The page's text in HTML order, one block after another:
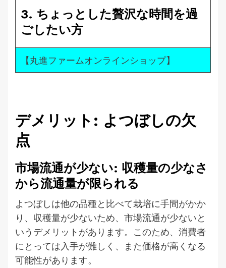
3. ちょっとした贅沢な時間を過
ごしたい方
【丸進ファームオンラインショップ】
デメリット: よつぼしの欠
点
市場流通が少ない: 収穫量の少なさ
から流通量が限られる
よつぼしは他の品種と比べて栽培に手間がかか
り、収穫量が少ないため、市場流通が少ないと
いうデメリットがあります。このため、消費者
にとっては入手が難しく、また価格が高くなる
可能性があります。